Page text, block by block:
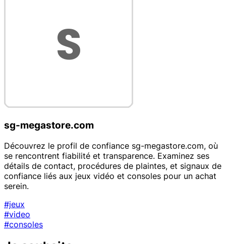
sg-megastore.com
Découvrez le profil de confiance sg-megastore.com, où
se rencontrent fiabilité et transparence. Examinez ses
détails de contact, procédures de plaintes, et signaux de
confiance liés aux jeux vidéo et consoles pour un achat
serein.
#jeux
#video
#consoles